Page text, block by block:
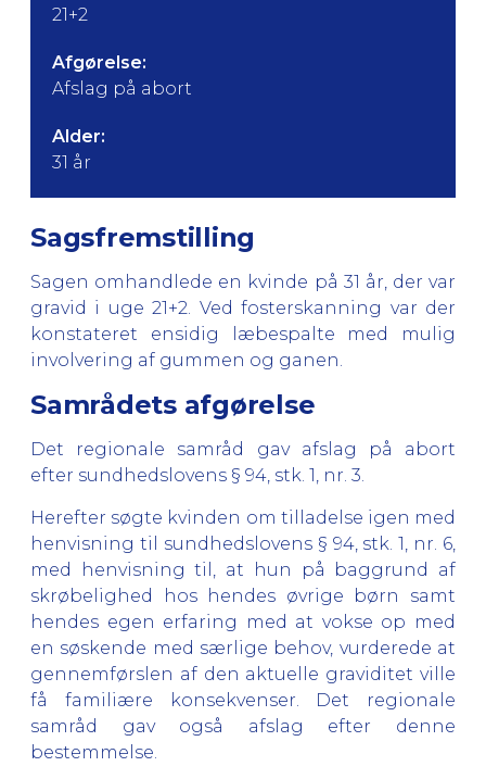
21+2
Afgørelse:
Afslag på abort
Alder:
31 år
Sagsfremstilling
Sagen omhandlede en kvinde på 31 år, der var
gravid i uge 21+2. Ved fosterskanning var der
konstateret ensidig læbespalte med mulig
involvering af gummen og ganen.
Samrådets afgørelse
Det regionale samråd gav afslag på abort
efter sundhedslovens § 94, stk. 1, nr. 3.
Herefter søgte kvinden om tilladelse igen med
henvisning til sundhedslovens § 94, stk. 1, nr. 6,
med henvisning til, at hun på baggrund af
skrøbelighed hos hendes øvrige børn samt
hendes egen erfaring med at vokse op med
en søskende med særlige behov, vurderede at
gennemførslen af den aktuelle graviditet ville
få familiære konsekvenser. Det regionale
samråd gav også afslag efter denne
bestemmelse.